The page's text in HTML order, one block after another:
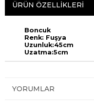
ÜRÜN ÖZELLIKLERI
Boncuk
Renk: Fuşya
Uzunluk:45cm
Uzatma:5cm
YORUMLAR